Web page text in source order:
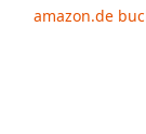
amazon.de